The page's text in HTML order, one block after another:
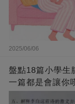
2025/06/06
盤點18篇小學生
一篇都是會讓你